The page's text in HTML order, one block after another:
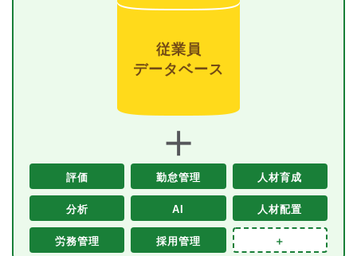
従業員
データベース
＋
評価 勤怠管理 人材育成
分析 AI 人材配置
労務管理 採用管理 ＋